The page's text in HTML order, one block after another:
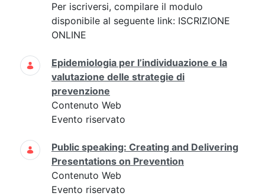
Per iscriversi, compilare il modulo
disponibile al seguente link: ISCRIZIONE
ONLINE
Epidemiologia per l’individuazione e la
valutazione delle strategie di
prevenzione
Contenuto Web
Evento riservato
Public speaking: Creating and Delivering
Presentations on Prevention
Contenuto Web
Evento riservato